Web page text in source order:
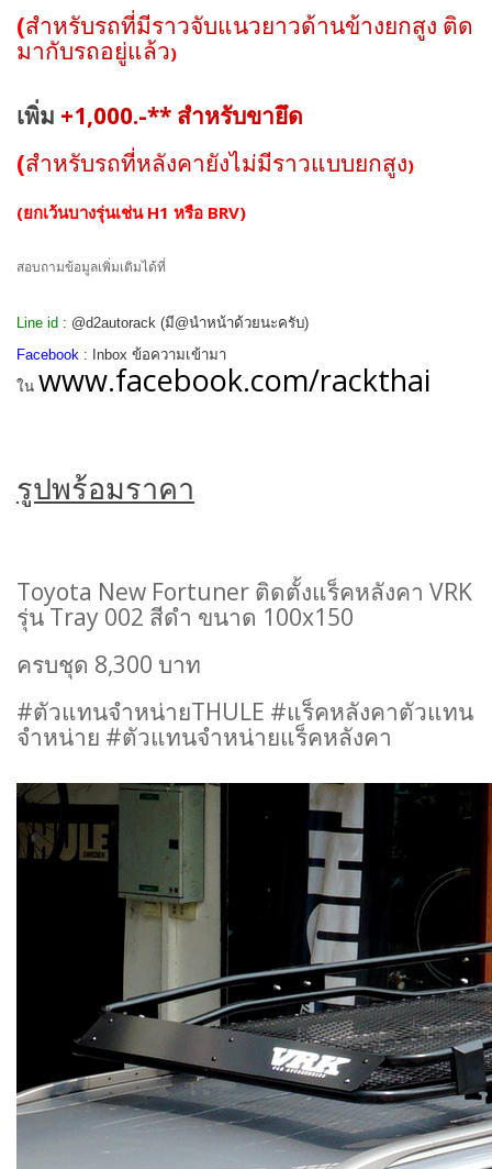
(สำหรับรถที่มีราวจับแนวยาวด้านข้างยกสูง ติด
มากับรถอยู่แล้ว)
เพิ่ม +1,000.-** สำหรับขายึด
(สำหรับรถที่หลังคายังไม่มีราวแบบยกสูง)
(ยกเว้นบางรุ่นเช่น H1 หรือ BRV)
สอบถามข้อมูลเพิ่มเติมได้ที่
Line id : @d2autorack (มี@นำหน้าด้วยนะครับ)
Facebook : Inbox ข้อความเข้ามา
ใน www.facebook.com/rackthai
รูปพร้อมราคา
Toyota New Fortuner ติดตั้งแร็คหลังคา VRK
รุ่น Tray 002 สีดำ ขนาด 100x150
ครบชุด 8,300 บาท
#ตัวแทนจำหน่ายTHULE #แร็คหลังคาตัวแทน
จำหน่าย #ตัวแทนจำหน่ายแร็คหลังคา